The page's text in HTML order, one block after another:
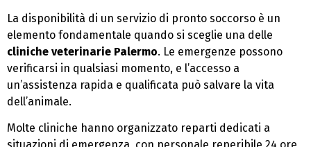
La disponibilità di un servizio di pronto soccorso è un
elemento fondamentale quando si sceglie una delle
cliniche veterinarie Palermo. Le emergenze possono
verificarsi in qualsiasi momento, e l’accesso a
un’assistenza rapida e qualificata può salvare la vita
dell’animale.
Molte cliniche hanno organizzato reparti dedicati a